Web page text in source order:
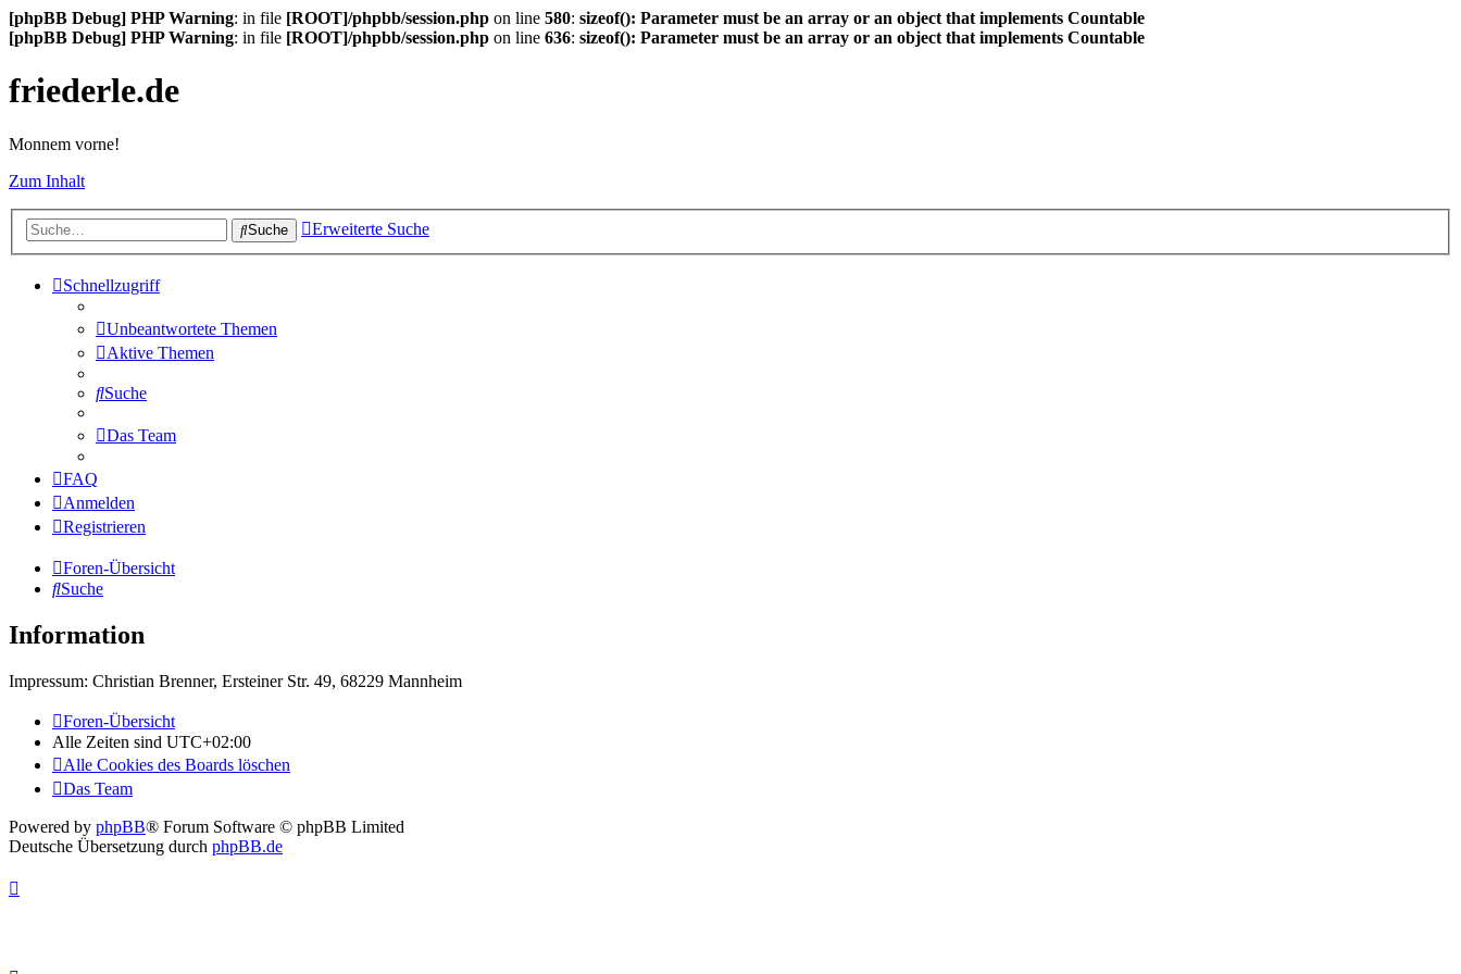
[phpBB Debug] PHP Warning: in file [ROOT]/phpbb/session.php on line 580: sizeof(): Parameter must be an array or an object that implements Countable
[phpBB Debug] PHP Warning: in file [ROOT]/phpbb/session.php on line 636: sizeof(): Parameter must be an array or an object that implements Countable
friederle.de
Monnem vorne!
Zum Inhalt
Suche Erweiterte Suche
Schnellzugriff
Unbeantwortete Themen
Aktive Themen
Suche
Das Team
FAQ
Anmelden
Registrieren
Foren-Übersicht
Suche
Information
Impressum: Christian Brenner, Ersteiner Str. 49, 68229 Mannheim
Foren-Übersicht
Alle Zeiten sind UTC+02:00
Alle Cookies des Boards löschen
Das Team
Powered by phpBB® Forum Software © phpBB Limited
Deutsche Übersetzung durch phpBB.de